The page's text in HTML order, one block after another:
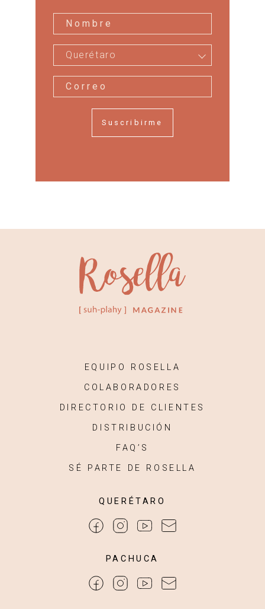
Querétaro
Suscribirme
EQUIPO ROSELLA
COLABORADORES
DIRECTORIO DE CLIENTES
DISTRIBUCIÓN
FAQ’S
SÉ PARTE DE ROSELLA
QUERÉTARO
PACHUCA